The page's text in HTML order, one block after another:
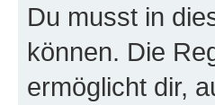
Du musst in
können. Die
ermöglicht dir,